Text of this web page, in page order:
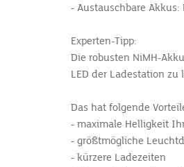
- Austauschbare
Experten-Tipp:
Die robusten NiMH-
LED der Ladestation
Das hat folgende
- maximale Helligkeit
- größtmögliche
- kürzere Ladezeiten